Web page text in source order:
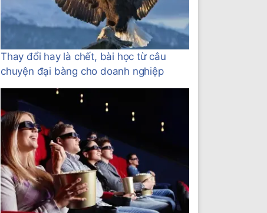
Thay đổi hay là chết, bài học từ câu
chuyện đại bàng cho doanh nghiệp